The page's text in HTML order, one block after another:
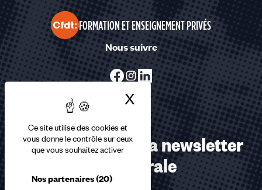
Ce site utilise des cookies et
vous donne le contrôle sur ceux
que vous souhaitez activer
Nos partenaires(20)
X Masquer le
FORMATION ET ENSEIGNEMENT PRIVÉS
Nous suivre
Abonnez-vous à la newsletter
confédérale